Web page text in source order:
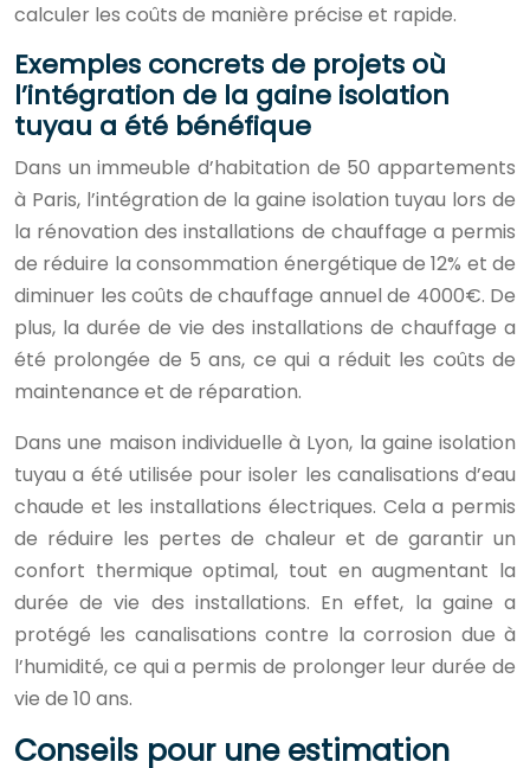
calculer les coûts de manière précise et rapide.
Exemples concrets de projets où
l’intégration de la gaine isolation
tuyau a été bénéfique
Dans un immeuble d’habitation de 50 appartements
à Paris, l’intégration de la gaine isolation tuyau lors de
la rénovation des installations de chauffage a permis
de réduire la consommation énergétique de 12% et de
diminuer les coûts de chauffage annuel de 4000€. De
plus, la durée de vie des installations de chauffage a
été prolongée de 5 ans, ce qui a réduit les coûts de
maintenance et de réparation.
Dans une maison individuelle à Lyon, la gaine isolation
tuyau a été utilisée pour isoler les canalisations d’eau
chaude et les installations électriques. Cela a permis
de réduire les pertes de chaleur et de garantir un
confort thermique optimal, tout en augmentant la
durée de vie des installations. En effet, la gaine a
protégé les canalisations contre la corrosion due à
l’humidité, ce qui a permis de prolonger leur durée de
vie de 10 ans.
Conseils pour une estimation